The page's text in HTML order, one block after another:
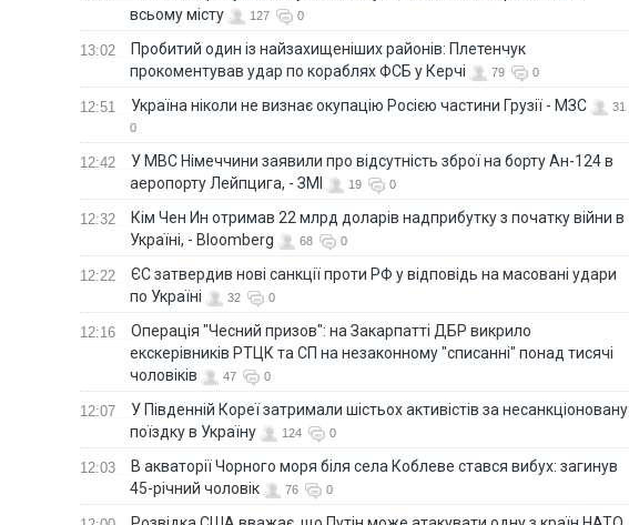
всьому місту
127 0
13:02
Пробитий один із найзахищеніших районів: Плетенчук
прокоментував удар по кораблях ФСБ у Керчі
79 0
12:51 Україна ніколи не визнає окупацію Росією частини Грузії - МЗС
31
0
12:42
У МВС Німеччини заявили про відсутність зброї на борту Ан-124 в
аеропорту Лейпцига, - ЗМІ
19 0
12:32
Кім Чен Ин отримав 22 млрд доларів надприбутку з початку війни в
Україні, - Bloomberg
68 0
12:22
ЄС затвердив нові санкції проти РФ у відповідь на масовані удари
по Україні
32 0
12:16
Операція "Чесний призов": на Закарпатті ДБР викрило
екскерівників РТЦК та СП на незаконному "списанні" понад тисячі
чоловіків
47 0
12:07
У Південній Кореї затримали шістьох активістів за несанкціоновану
поїздку в Україну
124 0
12:03
В акваторії Чорного моря біля села Коблеве стався вибух: загинув
45-річний чоловік
76 0